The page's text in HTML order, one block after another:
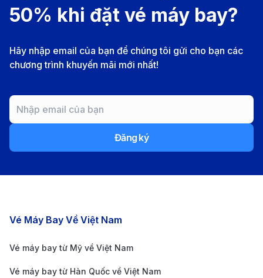
EgyptAir
Khoảng 7
chuyến/tuần
15-18 giờ
Ethiopian Airlines
Khoảng 7
chuyến/tuần
16-18 giờ
chuyến/tuần
Giá vé máy bay từ Tp. Hồ Chí Minh
đi Cairo mới cập nhật
13.500.000 - 25.000.000 VND
8.500.000 - 18.000.000 VND
HCM - Cairo
Giá vé khứ hồi
Giá vé máy bay Tp.
50% khi đặt vé máy bay?
Hãy nhập email của bạn để chúng tôi gửi cho bạn các
chương trình khuyến mãi mới nhất!
Đăng ký
Các chặng bay nổi bật
Vé Máy Bay Về Việt Nam
Vé máy bay từ Mỹ về Việt Nam
Vé máy bay từ Hàn Quốc về Việt Nam